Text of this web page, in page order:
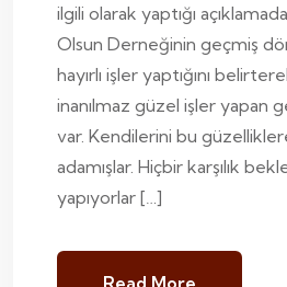
ilgili olarak yaptığı
Olsun Derneğinin geçmiş
hayırlı işler yaptığını
inanılmaz güzel işler yapan
var. Kendilerini bu
adamışlar. Hiçbir karşılık
yapıyorlar […]
Read More